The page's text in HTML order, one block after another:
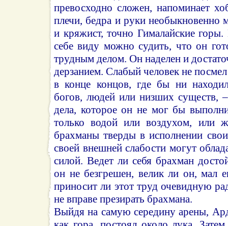
превосходно сложен, напоминает
плечи, бедра и руки необыкновенно
и кряжист, точно Гималайские
себе виду можно судить, что он
трудным делом. Он наделен и
дерзанием. Слабый человек не
в конце концов, где бы ни
богов, людей или низших существ, –
дела, которое он не мог бы
только водой или воздухом, или
брахманы тверды в исполнении
своей внешней слабости могут
силой. Ведет ли себя брахман
он не безгрешен, велик ли он, мал
приносит ли этот труд очевидную
не вправе презирать брахмана.
Выйдя на самую середину арены,